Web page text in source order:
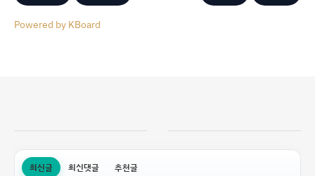
Powered by KBoard
최신글 최신댓글 추천글